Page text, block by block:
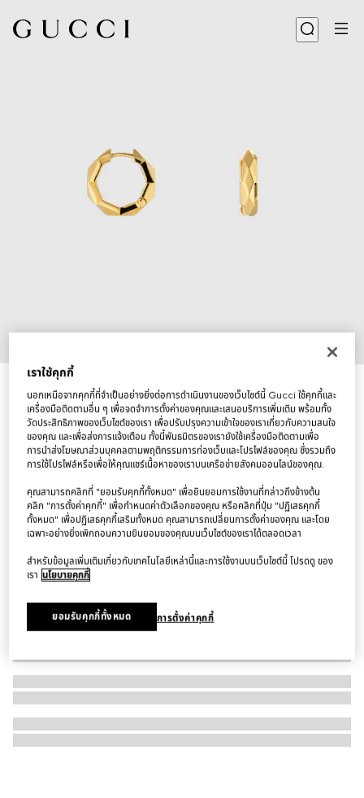
ต่างหู Gucci Link to Love studded earrings
฿92,000
ตัวแปรเยลโลว์โกลด์ 18k
เราใช้คุกกี้
นอกเหนือจากคุกกี้ที่จำเป็นอย่างยิ่งต่อการดำเนินงานของเว็บไซต์นี้ Gucci ใช้คุกกี้และ
เครื่องมือติดตามอื่น ๆ เพื่อจดจำการตั้งค่าของคุณและเสนอบริการเพิ่มเติม พร้อมทั้ง
วัดประสิทธิภาพของเว็บไซต์ของเรา เพื่อปรับปรุงความเข้าใจของเราเกี่ยวกับความสนใจ
ของคุณ และเพื่อส่งการแจ้งเตือน ทั้งนี้พันธมิตรของเรายังใช้เครื่องมือติดตามเพื่อ
การนำส่งโฆษณาส่วนบุคคลตามพฤติกรรมการท่องเว็บและโปรไฟล์ของคุณ ซึ่งรวมถึง
การใช้โปรไฟล์หรือเพื่อให้คุณแชร์เนื้อหาของเราบนเครือข่ายสังคมออนไลน์ของคุณ.
คุณสามารถคลิกที่ "ยอมรับคุกกี้ทั้งหมด" เพื่อยินยอมการใช้งานที่กล่าวถึงข้างต้น
คลิก "การตั้งค่าคุกกี้" เพื่อกำหนดค่าตัวเลือกของคุณ หรือคลิกที่ปุ่ม "ปฏิเสธคุกกี้
ทั้งหมด" เพื่อปฏิเสธคุกกี้เสริมทั้งหมด คุณสามารถเปลี่ยนการตั้งค่าของคุณ และโดย
เฉพาะอย่างยิ่งเพิกถอนความยินยอมของคุณบนเว็บไซต์ของเราได้ตลอดเวลา
สำหรับข้อมูลเพิ่มเติมเกี่ยวกับเทคโนโลยีเหล่านี้และการใช้งานบนเว็บไซต์นี้ โปรดดู ของ
เรา นโยบายคุกกี้
การตั้งค่าคุกกี้
ยอมรับคุกกี้ทั้งหมด